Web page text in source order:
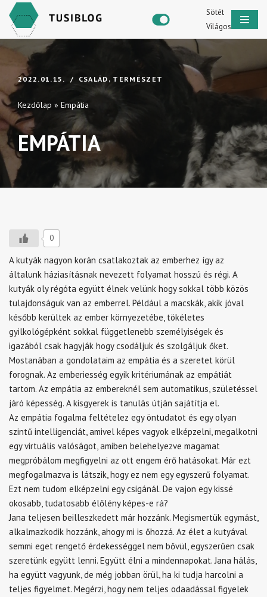
Skip
to
content
Sötét
Világos
2022.01.15. CSALÁD , TERMÉSZET
Kezdőlap » Empátia
EMPÁTIA
0
A kutyák nagyon korán csatlakoztak az emberhez így az
általunk háziasításnak nevezett folyamat hosszú és régi. A
kutyák oly régóta együtt élnek velünk hogy sokkal több közös
tulajdonságuk van az emberrel. Például a macskák, akik jóval
később kerültek az ember környezetébe, tökéletes
gyilkológépként sokkal függetlenebb személyiségek és
igazából csak hagyják hogy csodáljuk és szolgáljuk őket.
Mostanában a gondolataim az empátia és a szeretet körül
forognak. Az emberiesség egyik kritériumának az empátiát
tartom. Az empátia az embereknél sem automatikus, születéssel
járó képesség. A kisgyerek is tanulás útján sajátítja el.
Az empátia fogalma feltételez egy öntudatot és egy olyan
szintű intelligenciát, amivel képes vagyok elképzelni, megalkotni
egy virtuális valóságot, amiben belehelyezve magamat
megpróbálom megfigyelni az ott engem érő hatásokat. Már ezt
megfogalmazva is látszik, hogy ez nem egy egyszerű folyamat.
Ezt nem tudom elképzelni egy csigánál. De vajon egy kissé
okosabb, tudatosabb élőlény képes-e rá?
Jana teljesen beilleszkedett már hozzánk. Megismertük egymást,
alkalmazkodik hozzánk, ahogy mi is őhozzá. Az élet a kutyával
semmi eget rengető érdekességgel nem bővül, egyszerűen csak
szeretünk együtt lenni. Együtt élni a mindennapokat. Jana hálás,
ha együtt vagyunk, de még jobban örül, ha ki tudja harcolni a
teljes figyelmet. Megérzi, hogy nem teljes odaadással figyelek